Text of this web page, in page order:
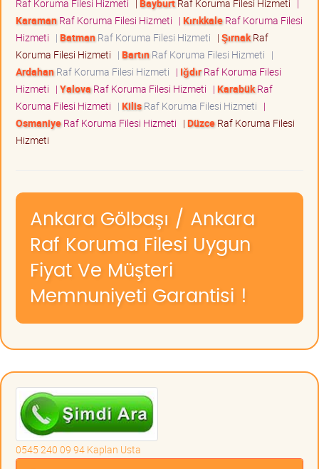
Raf Koruma Filesi Hizmeti Bayburt Raf Koruma Filesi Hizmeti
KaramanRaf Koruma Filesi Hizmeti | KırıkkaleRaf Koruma Filesi
Hizmeti | BatmanRaf Koruma Filesi Hizmeti | ŞırnakRaf
Koruma Filesi Hizmeti | BartınRaf Koruma Filesi Hizmeti |
ArdahanRaf Koruma Filesi Hizmeti | IğdırRaf Koruma Filesi
Hizmeti | Yalova Raf Koruma Filesi Hizmeti | KarabükRaf
Koruma Filesi Hizmeti | KilisRaf Koruma Filesi Hizmeti |
OsmaniyeRaf Koruma Filesi Hizmeti | DüzceRaf Koruma Filesi
Hizmeti
Ankara Gölbaşı / Ankara
Raf Koruma Filesi Uygun
Fiyat Ve Müşteri
Memnuniyeti Garantisi !
0545 240 09 94 Kaplan Usta